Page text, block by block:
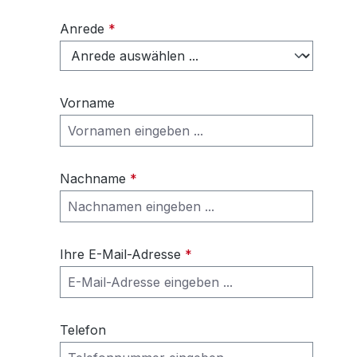
Anrede *
Vorname
Nachname *
Ihre E-Mail-Adresse *
Telefon